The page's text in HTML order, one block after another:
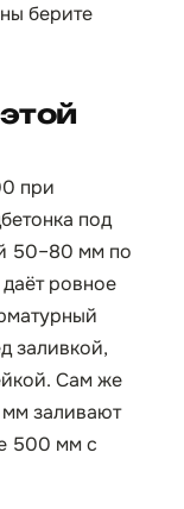
берите
при
под
50–80 мм по
ровное
заливкой,
Сам же
заливают
500 мм с